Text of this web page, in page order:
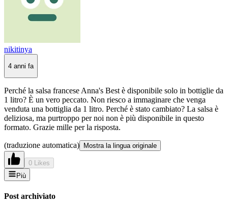
nikitinya
4 anni fa
Perché la salsa francese Anna's Best è disponibile solo in bottiglie da
1 litro? È un vero peccato. Non riesco a immaginare che venga
venduta una bottiglia da 1 litro. Perché è stato cambiato? La salsa è
deliziosa, ma purtroppo per noi non è più disponibile in questo
formato. Grazie mille per la risposta.
(traduzione automatica) Mostra la lingua originale
0 Likes
Più
Post archiviato